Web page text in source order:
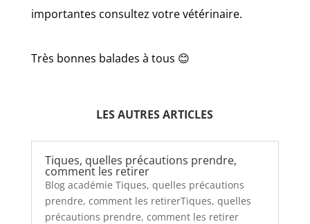
importantes consultez votre vétérinaire.
Très bonnes balades à tous 😊
LES AUTRES ARTICLES
Tiques, quelles précautions prendre,
comment les retirer
Blog académie Tiques, quelles précautions
prendre, comment les retirerTiques, quelles
précautions prendre, comment les retirer